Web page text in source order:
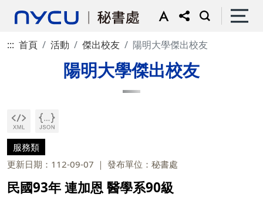
::: 首頁 活動 傑出校友 陽明大學傑出校友
陽明大學傑出校友
服務類
更新日期：112-09-07
發布單位：秘書處
民國93年 連加恩 醫學系90級